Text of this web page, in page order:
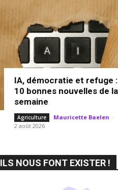
IA, démocratie et refuge
10 bonnes nouvelles de la
semaine
Agriculture Mauricette Baelen -
2 août 2026
ILS NOUS FONT EXISTER !